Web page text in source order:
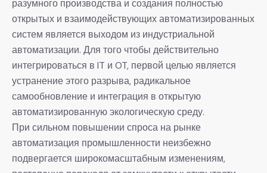
разумного производства и создания полностью
открытых и взаимодействующих автоматизированных
систем является выходом из индустриальной
автоматизации. Для того чтобы действительно
интегрироваться в IT и OT, первой целью является
устранение этого разрыва, радикальное
самообновление и интеграция в открытую
автоматизированную экологическую среду.
При сильном повышении спроса на рынке
автоматизация промышленности неизбежно
подвергается широкомасштабным изменениям,